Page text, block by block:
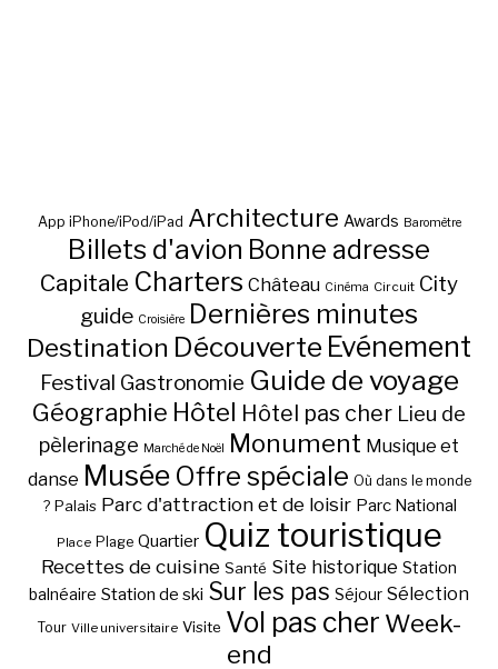
App iPhone/iPod/iPad Architecture Awards Baromètre
Billets d'avion Bonne adresse
Capitale Charters Château Cinéma Circuit City
guide Croisière Dernières minutes
Destination Découverte Evénement
Festival Gastronomie Guide de voyage
Géographie Hôtel Hôtel pas cher Lieu de
pèlerinage Marché de Noël Monument Musique et
danse Musée Offre spéciale Où dans le monde
? Palais Parc d'attraction et de loisir Parc National
Place Plage Quartier Quiz touristique
Recettes de cuisine Santé Site historique Station
balnéaire Station de ski Sur les pas Séjour Sélection
Tour Ville universitaire Visite Vol pas cher Week-
end